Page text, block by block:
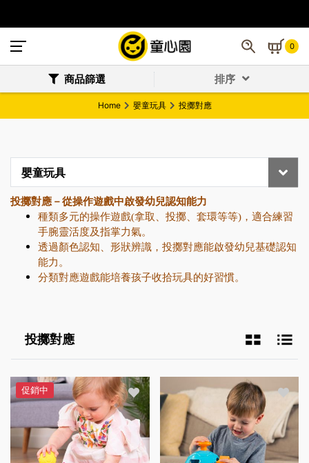
0
商品篩選 排序
Home 嬰童玩具 投擲對應
嬰童玩具
投擲對應－從操作遊戲中啟發幼兒認知能力
種類多元的操作遊戲(拿取、投擲、套環等等)，適合練習
手腕靈活度及指掌力氣。
透過顏色認知、形狀辨識，投擲對應能啟發幼兒基礎認知
能力。
分類對應遊戲能培養孩子收拾玩具的好習慣。
投擲對應
促銷中